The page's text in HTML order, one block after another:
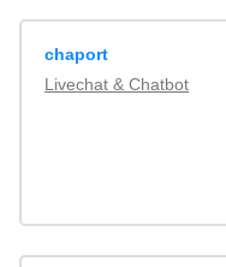
chaport
Livechat & Chatbot